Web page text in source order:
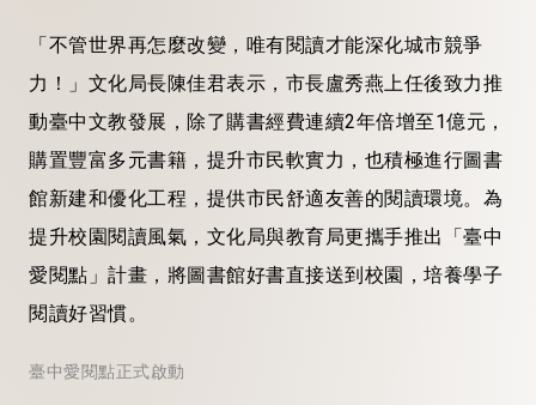
「不管世界再怎麼改變，唯有閱讀才能深化城市競爭
力！」文化局長陳佳君表示，市長盧秀燕上任後致力推
動臺中文教發展，除了購書經費連續2年倍增至1億元，
購置豐富多元書籍，提升市民軟實力，也積極進行圖書
館新建和優化工程，提供市民舒適友善的閱讀環境。為
提升校園閱讀風氣，文化局與教育局更攜手推出「臺中
愛閱點」計畫，將圖書館好書直接送到校園，培養學子
閱讀好習慣。
臺中愛閱點正式啟動